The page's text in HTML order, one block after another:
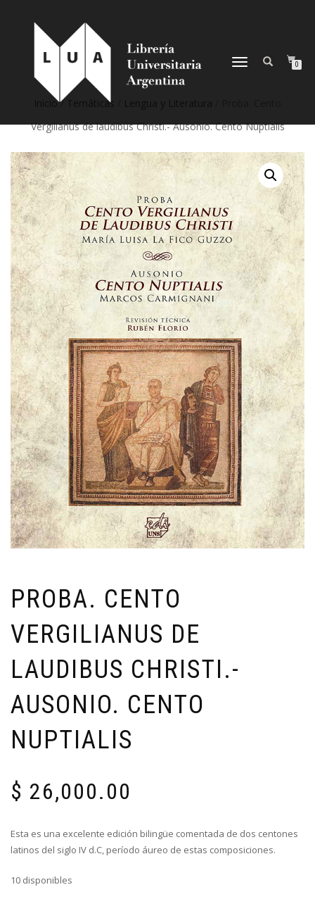
NAVEGACIÓN
0
Inicio/ Temáticas
Vergilianus de laudibus Christi.- Ausonio. Cento Nuptialis
PROBA. CENTO
VERGILIANUS DE
LAUDIBUS CHRISTI.-
AUSONIO. CENTO
NUPTIALIS
$ 26,000.00
Esta es una excelente edición bilingüe comentada de dos centones
latinos del siglo IV d.C, período áureo de estas composiciones.
10 disponibles